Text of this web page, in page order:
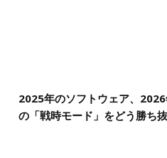
2025年のソフトウェア、
の「戦時モード」をどう勝ち